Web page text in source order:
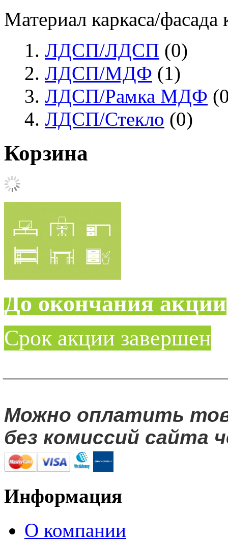
Материал каркаса/
ЛДСП/ЛДСП (0)
ЛДСП/МДФ (1)
ЛДСП/Рамка МДФ
ЛДСП/Стекло (0)
Корзина
До окончания акции
Срок акции завершен
Можно оплатить
без комиссий сайта
Информация
О компании